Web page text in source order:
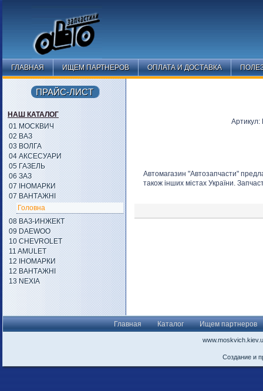
ГЛАВНАЯ ИЩЕМ ПАРТНЕРОВ ОПЛАТА И ДОСТАВКА
Автомагазин "Автозапчасти"
також інших містах України.
ПРАЙС-ЛИСТ
НАШ КАТАЛОГ
01 МОСКВИЧ
02 ВАЗ
03 ВОЛГА
04 АКСЕСУАРИ
05 ГАЗЕЛЬ
06 ЗАЗ
07 ІНОМАРКИ
07 ВАНТАЖНІ
Головна
08 ВАЗ-ИНЖЕКТ
09 DAEWOO
10 CHEVROLET
11 AMULET
12 ІНОМАРКИ
12 ВАНТАЖНІ
13 NEXIA
Главная Каталог Ищем партнеров
Создание и